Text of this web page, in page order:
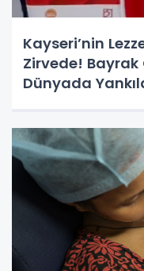
Kayseri’nin
Zirvede! Bayrak
Dünyada